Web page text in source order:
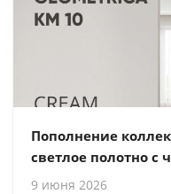
Пополнение
светлое полотно с
9 июня 2026